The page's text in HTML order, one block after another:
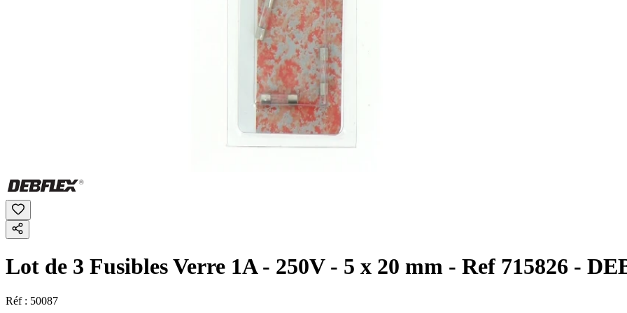
Lot de 3 Fusibles Verre 1A - 250V - 5 x 20 mm - Ref 715826 -
Réf : 50087